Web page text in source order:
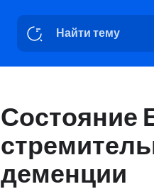
Состояние
деменции